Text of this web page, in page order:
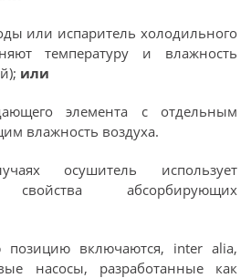
или испаритель холодильного
температуру и влажность
или
элемента с отдельным
влажность воздуха.
осушитель использует
свойства абсорбирующих
включаются, inter alia,
насосы, разработанные как